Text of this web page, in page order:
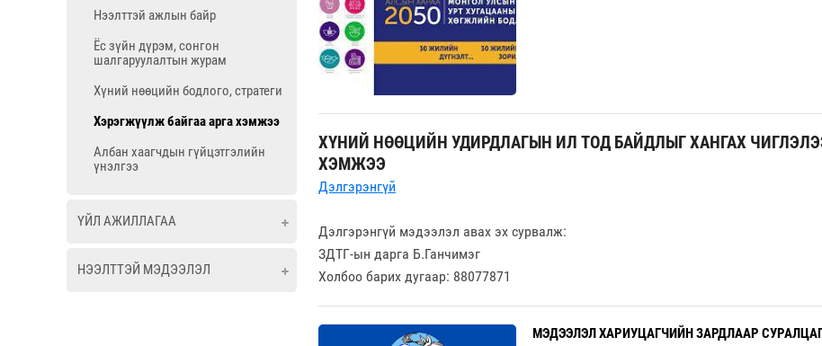
Нээлттэй ажлын байр
Ёс зүйн дүрэм, сонгон
шалгаруулалтын журам
Хүний нөөцийн бодлого, стратеги
Хэрэгжүүлж байгаа арга хэмжээ
Албан хаагчдын гүйцэтгэлийн
үнэлгээ
ҮЙЛ АЖИЛЛАГАА
НЭЭЛТТЭЙ МЭДЭЭЛЭЛ
ХҮНИЙ НӨӨЦИЙН УДИРДЛАГЫН ИЛ ТОД БАЙДЛЫГ ХАНГАХ
ХЭМЖЭЭ
Дэлгэрэнгүй
Дэлгэрэнгүй мэдээлэл авах эх сурвалж:
ЗДТГ-ын дарга Б.Ганчимэг
Холбоо барих дугаар: 88077871
МЭДЭЭЛЭЛ ХАРИУЦАГЧИЙН ЗАРДЛААР